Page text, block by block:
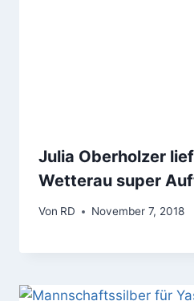
Julia Oberholzer
Wetterau super
Von RD November 7, 2018